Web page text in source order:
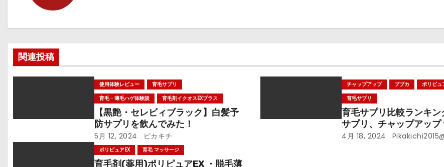
シ
ョ
ン
関連投稿
使用体験レビュー
育毛サプリ
育毛・薄毛ハゲ体験談
育毛剤イクオスEXプラス
【黒艶・セレビィブラック】白髪予
防サプリを飲んでみた！
5月 12, 2024 ピカキチ
チャップアップ ブブカ
ポリピュ
育毛サプリ
育毛サプリ比較ランキン
サプリ、チャップアップ
リピュアEX サプリ、育
4月 18, 2024
ポリピュアEX 育毛 マッサージ
育毛剤(薬用)ポリピュアEX ・脱毛薄